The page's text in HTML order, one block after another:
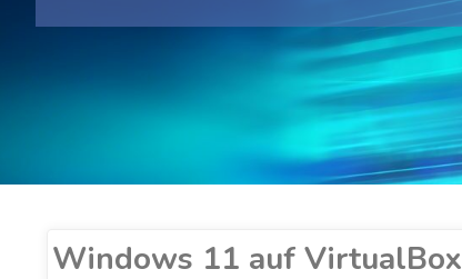
Windows 11 auf VirtualBox